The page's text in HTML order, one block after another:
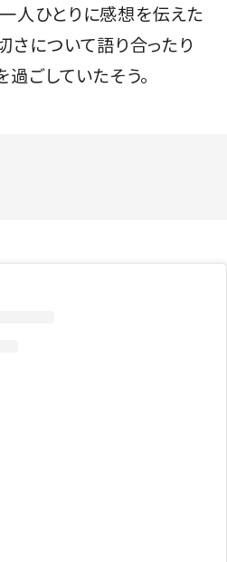
一人ひとりに感想を伝えた
さについて語り合ったり
ごしていたそう。